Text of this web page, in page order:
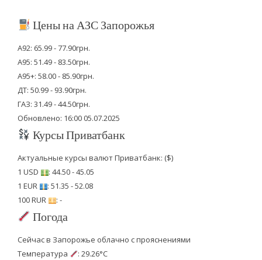
Цены на АЗС Запорожья
А92: 65.99 - 77.90грн.
А95: 51.49 - 83.50грн.
А95+: 58.00 - 85.90грн.
ДТ: 50.99 - 93.90грн.
ГАЗ: 31.49 - 44.50грн.
Обновлено: 16:00 05.07.2025
Курсы Приватбанк
Актуальные курсы валют Приватбанк: ($)
1 USD
: 44.50 - 45.05
1 EUR
: 51.35 - 52.08
100 RUR
: -
Погода
Сейчас в Запорожье облачно с прояснениями
Температура
: 29.26°C